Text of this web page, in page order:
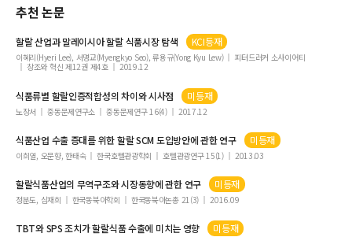
일본과 싱가포르의 저출산 문제의 해결방법과 한국에의 시사점
유아교육과 대학생의 자아존중감이 의사결정능력과 회복탄력성에 미치는 영향
중앙정부와 지방자치단체 청년고용지원사업과 연계를 통한 청년내일채움공제 확대
다문화청소년 진로 지원 개선 방안 모색 연구
모바일 환경에서 효율적인 트랜잭션 처리를 위한 T-tree 인덱스를 활용한 로깅 및 회
복기법
상호작용적 관점의 창의성 이론에 기반 한 조율놀이 교수모형 개발 및 타당화
독일 통일기의 고용과 직업교육훈련 정책: 남북통일에 대한 시사점
내부이사의 위험회피도와 투자활동
추천 논문
할랄산업과 말레이시아할랄식품시장 탐색 KCI등재
이혜리(Hyeri Lee), 서명교(Myengkyo Seo), 류용규(Yong Kyu Lew)
피터드러커 소사이어티
창조와 혁신 제12권 제4호
2019.12
식품류별 할랄인증적합성의 차이와 시사점 미등재
노장서 중동문제연구소 중동문제연구 16(4) 2017.12
식품산업 수출 증대를 위한할랄SCM 도입방안에 관한 연구 미등재
이희열, 오문향, 한태숙 한국호텔관광학회 호텔관광연구 15(1) 2013.03
할랄식품산업의 무역구조와 시장동향에 관한 연구 미등재
정분도, 심재희 한국동북아학회 한국동북아논총 21(3) 2016.09
TBT와 SPS 조치가할랄식품수출에 미치는 영향 미등재